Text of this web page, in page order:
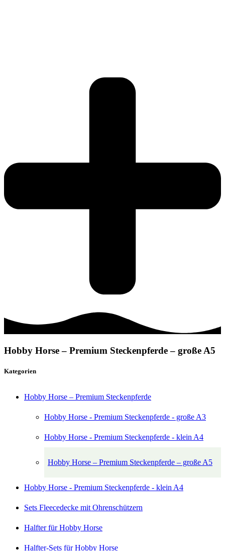
Hobby Horse – Premium Steckenpferde – große A5
Kategorien
Hobby Horse – Premium Steckenpferde
Hobby Horse - Premium Steckenpferde - große A3
Hobby Horse - Premium Steckenpferde - klein A4
Hobby Horse – Premium Steckenpferde – große A5
Hobby Horse - Premium Steckenpferde - klein A4
Sets Fleecedecke mit Ohrenschützern
Halfter für Hobby Horse
Halfter-Sets für Hobby Horse